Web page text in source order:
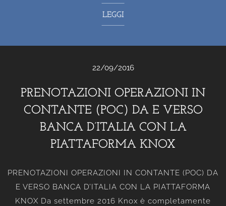
LEGGI
22/09/2016
PRENOTAZIONI OPERAZIONI IN
CONTANTE (POC) DA E VERSO
BANCA D’ITALIA CON LA
PIATTAFORMA KNOX
PRENOTAZIONI OPERAZIONI IN CONTANTE (POC) DA
E VERSO BANCA D’ITALIA CON LA PIATTAFORMA
KNOX Da settembre 2016 Knox è completamente